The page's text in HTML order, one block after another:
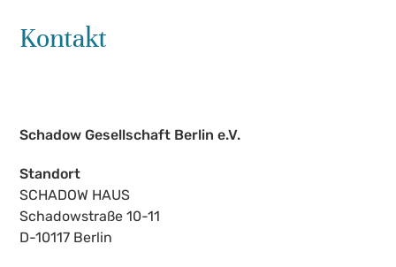
Kontakt
Schadow Gesellschaft Berlin e.V.
Standort
SCHADOW HAUS
Schadowstraße 10-11
D-10117 Berlin